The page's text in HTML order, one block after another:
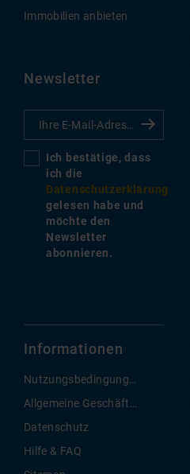
Immobilien anbieten
Newsletter
Ich bestätige, dass
ich die
Datenschutzerklärung
gelesen habe und
möchte den
Newsletter
abonnieren.
Informationen
Nutzungsbedingungen
Allgemeine Geschäftsbedingungen
Datenschutz
Hilfe & FAQ